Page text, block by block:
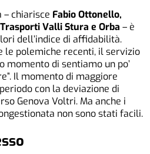
– chiarisce Fabio Ottonello,
Valli Stura e Orba – è
dell’indice di affidabilità.
le polemiche recenti, il servizio
momento di sentiamo un po’
Il momento di maggiore
con la deviazione di
Genova Voltri. Ma anche i
non sono stati facili.